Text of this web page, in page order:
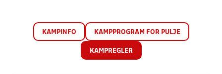
KAMPINFO KAMPPROGRAM FOR PULJE
KAMPREGLER